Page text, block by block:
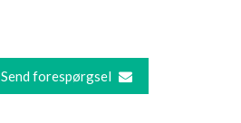
Send forespørgsel